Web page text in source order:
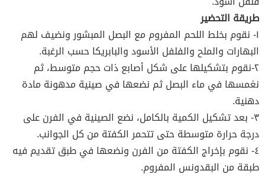
طريقة التحضير
١- نقوم بخلط اللحم المفروم مع البصل المبشور ونضيف لهم
البهارات والملح والفلفل الأسود والبابريكا حسب الرغبة.
٢-نقوم بتشكيلها على شكل أصابع ذات حجم متوسط، ثم
نغمسها في ماء البصل ثم نضعها في صينية مدهونة مادة
دهنية.
٣- بعد تشكيل الكمية بالكامل، نضع الصينية في الفرن على
درجة حرارة متوسطة حتى تتحمر الكفتة من كل الجوانب.
٤- نقوم بإخراج الكفتة من الفرن ونضعها في طبق تقديم فيه
طبقة من البقدونس المفروم.